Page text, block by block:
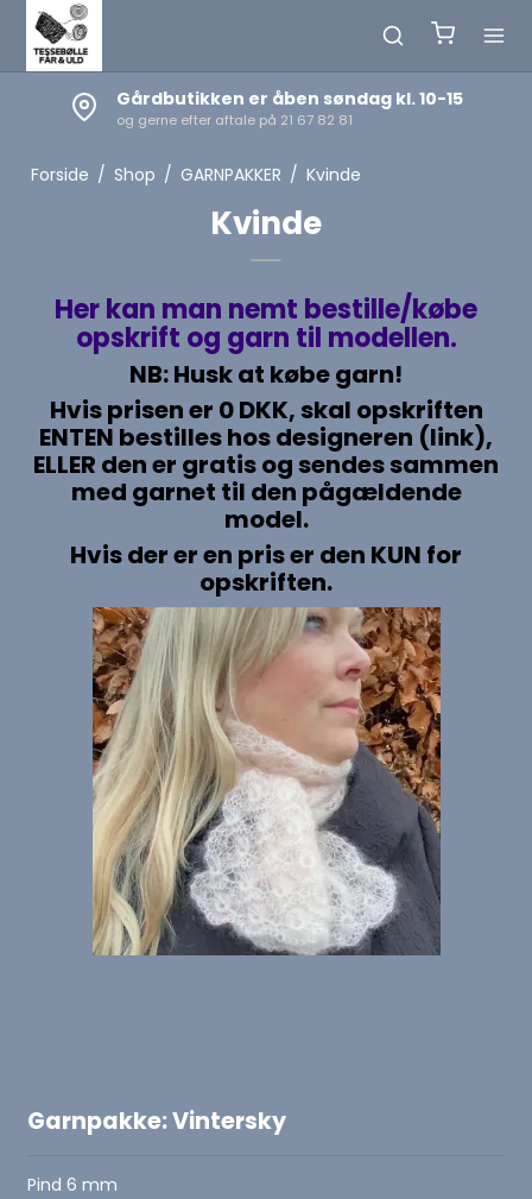
Netbutikken holder døgnåbent
Tilmeld dig NYHEDSBREVET nederst på siden
Forside / Shop / GARNPAKKER / Kvinde
Kvinde
Her kan man nemt bestille/købe
opskrift og garn til modellen.
NB: Husk at købe garn!
Hvis prisen er 0 DKK, skal opskriften
ENTEN bestilles hos designeren (link),
ELLER den er gratis og sendes sammen
med garnet til den pågældende
model.
Hvis der er en pris er den KUN for
opskriften.
Garnpakke: Vintersky
Pind 6 mm